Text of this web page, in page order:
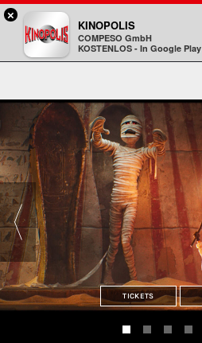
Kinopolis
TICKETS
×
KINOPOLIS
COMPESO GmbH
KOSTENLOS - In Google Play